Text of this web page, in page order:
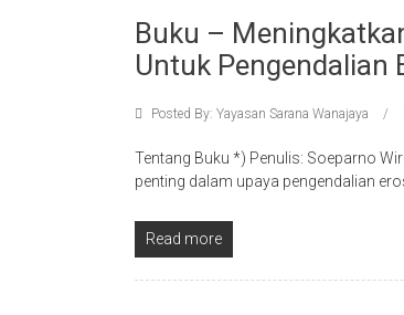
Buku –
Untuk Pengendalian
Posted By: Yayasan Sarana Wanajaya
Tentang Buku *) Penulis: Soeparno
penting dalam upaya pengendalian
Read more